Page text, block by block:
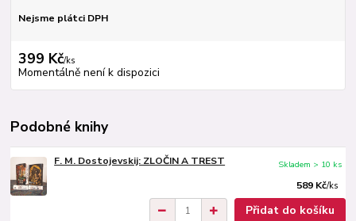
Nejsme plátci DPH
399 Kč/ks
Momentálně není k dispozici
Podobné knihy
F. M. Dostojevskij: ZLOČIN A TREST
589 Kč/ks
Skladem > 10 ks
Přidat do košíku